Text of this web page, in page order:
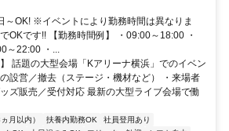
OK! ※イベントにより勤務時間は異なりま
OKです!! 【勤務時間例】 ・09:00～18:00 ・
～22:00 ・...
話題の大型会場「Kアリーナ横浜」でのイベン
設営／撤去（ステージ・機材など） ・来場者
ズ販売／受付対応 最新の大型ライブ会場で働
月以内） 扶養内勤務OK
社員登用あり